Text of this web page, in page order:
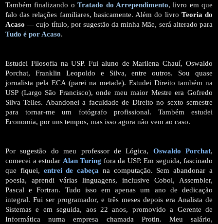
Também finalizando oTratado do Arrependimento, livro em que
falo das relações familiares, basicamente. Além do livro Teoria do
Acaso — cujo título, por sugestão da minha Mãe, será alterado para
Tudo é por Acaso.
Estudei Filosofia na USP. Fui aluno de Marilena Chauí, Oswaldo
Porchat, Franklin Leopoldo e Silva, entre outros. Sou quase
jornalista pela ECA (parei na metade). Estudei Direito também na
USP (Largo São Francisco), onde meu maior Mestre era Gofredo
Silva Telles. Abandonei a faculdade de Direito no sexto semestre
para tornar-me um fotógrafo profissional. Também estudei
Economia, por uns tempos, mas isso agora não vem ao caso.
Por sugestão do meu professor de Lógica, Oswaldo Porchat,
comecei a estudar Alan Turing fora da USP. Em seguida, fascinado
que fiquei, entrei de cabeça na computação. Sem abandonar a
poesia, aprendi várias linguagens, inclusive Cobol, Assembler,
Pascal e Fortran. Tudo isso em apenas um ano de dedicação
integral. Fui ser programador, e três meses depois era Analista de
Sistemas e em seguida, aos 22 anos, promovido a Gerente de
Informática numa empresa chamada Protin. Meu salário,